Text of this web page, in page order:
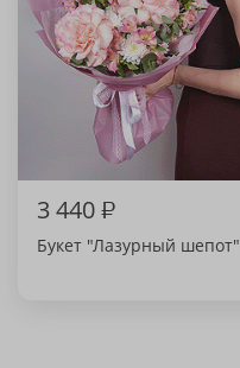
3 440₽
Букет "Лазурный шепот"